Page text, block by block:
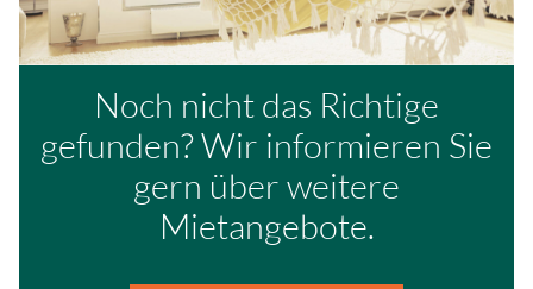
Noch nicht das Richtige
gefunden? Wir informieren Sie
gern über weitere
Mietangebote.